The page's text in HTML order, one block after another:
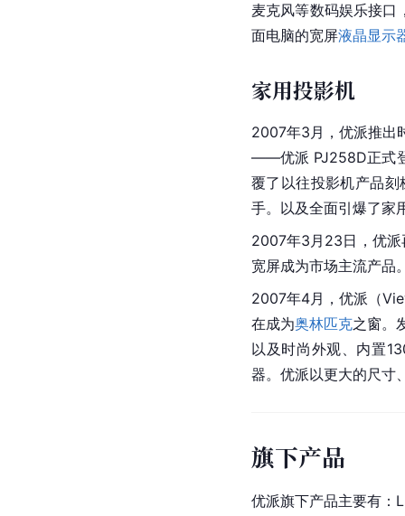
麦克风等数码娱乐接口
面电脑的宽屏液晶显示
家用投影机
2007年3月，优派推出
——优派 PJ258D正式登
覆了以往投影机产品
手。以及全面引爆了家
2007年3月23日，优
宽屏成为市场主流产品
2007年4月，优派（
在成为奥林匹克之窗。
以及时尚外观、内置
器。优派以更大的尺寸
旗下产品
优派旗下产品主要有：